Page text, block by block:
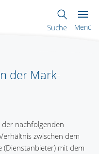
Suche Menü
der Mark-
der nachfolgenden
zwischen dem
mit dem